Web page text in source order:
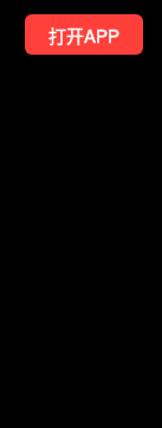
打开APP